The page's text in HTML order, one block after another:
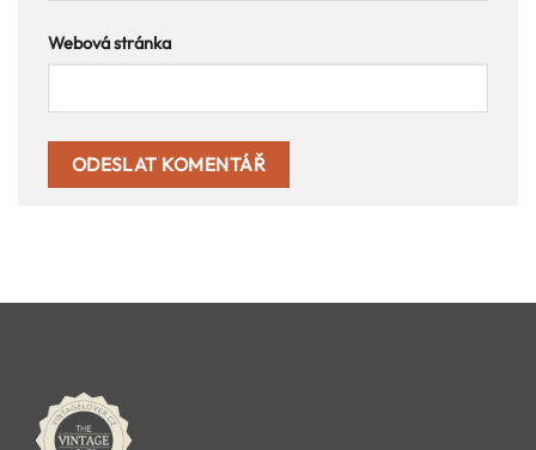
Webová stránka